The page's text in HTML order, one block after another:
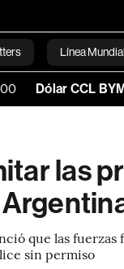
Línea Mundial
CCL BYMA
las
que las
sin permiso